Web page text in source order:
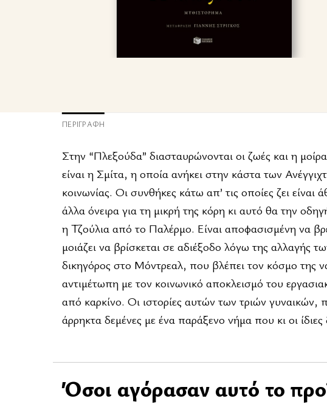
ΠΕΡΙΓΡΑΦΉ
Στην “Πλεξούδα” διασταυρώνονται οι ζωές και η
είναι η Σμίτα, η οποία ανήκει στην κάστα των
κοινωνίας. Οι συνθήκες κάτω απ’ τις οποίες ζει
άλλα όνειρα για τη μικρή της κόρη κι αυτό θα την
η Τζούλια από το Παλέρμο. Είναι αποφασισμένη να
μοιάζει να βρίσκεται σε αδιέξοδο λόγω της αλλαγής
δικηγόρος στο Μόντρεαλ, που βλέπει τον κόσμο της
αντιμέτωπη με τον κοινωνικό αποκλεισμό του
από καρκίνο. Οι ιστορίες αυτών των τριών γυναικών,
άρρηκτα δεμένες με ένα παράξενο νήμα που κι οι
Όσοι αγόρασαν αυτό το